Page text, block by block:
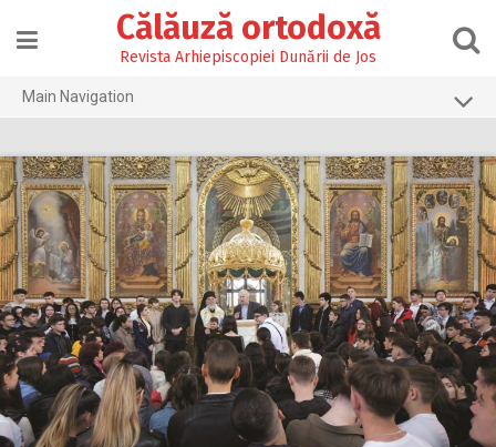
content
Călăuză ortodoxă
Revista Arhiepiscopiei Dunării de Jos
Main Navigation
2026
2025
2024
2023
2022
2021
2020